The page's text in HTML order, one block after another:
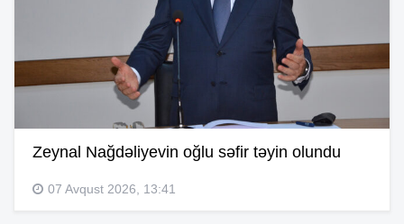
Zeynal Nağdəliyevin oğlu səfir təyin olundu
07 Avqust 2026, 13:41